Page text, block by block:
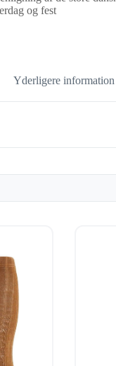
og fest
Yderligere information